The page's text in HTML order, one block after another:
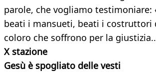
parole, che vogliamo testimoniare:
beati i mansueti, beati i costruttori
coloro che soffrono per la
X stazione
Gesù è spogliato delle vesti